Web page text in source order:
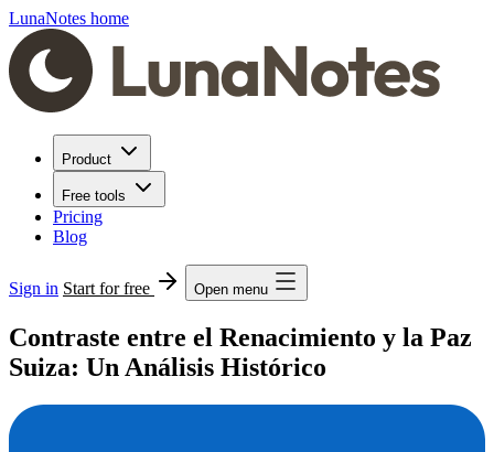
LunaNotes home
Product
Free tools
Pricing
Blog
Sign in Start for free Open menu
Contraste entre el Renacimiento y la Paz
Suiza: Un Análisis Histórico